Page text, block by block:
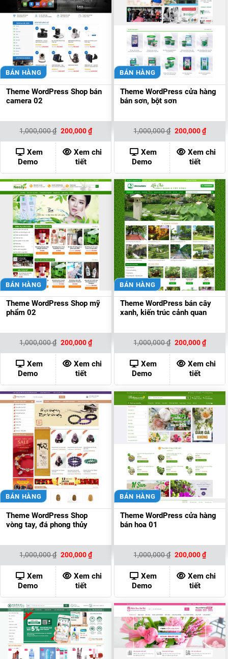
BÁN HÀNG
Theme WordPress Shop bán
camera 02
1,000,000₫ Giá
là:
1,000,000 ₫.
200,000₫Giá
hiện
tại
là:
200,000 ₫.
Xem
Demo
Xem chi
tiết
BÁN HÀNG
Theme WordPress cửa hàng
bán sơn, bột sơn
1,000,000₫ Giá
là:
1,000,000 ₫.
200,000₫Giá
hiện
tại
là:
Xem
Demo
Xem chi
tiết
BÁN HÀNG
Theme WordPress Shop mỹ
phẩm 02
1,000,000₫ Giá
là:
1,000,000 ₫.
200,000₫Giá
hiện
tại
là:
200,000 ₫.
Xem
Demo
Xem chi
tiết
BÁN HÀNG
Theme WordPress bán cây
xanh, kiến trúc cảnh quan
1,000,000₫ Giá
là:
1,000,000 ₫.
200,000₫Giá
hiện
tại
là:
Xem
Demo
Xem chi
tiết
BÁN HÀNG
Theme WordPress Shop
vòng tay, đá phong thủy
1,000,000₫ Giá
là:
1,000,000 ₫.
200,000₫Giá
hiện
tại
là:
200,000 ₫.
Xem
Demo
Xem chi
tiết
BÁN HÀNG
Theme WordPress cửa hàng
bán hoa 01
1,000,000₫ Giá
là:
1,000,000 ₫.
200,000₫Giá
hiện
tại
là:
Xem
Demo
Xem chi
tiết